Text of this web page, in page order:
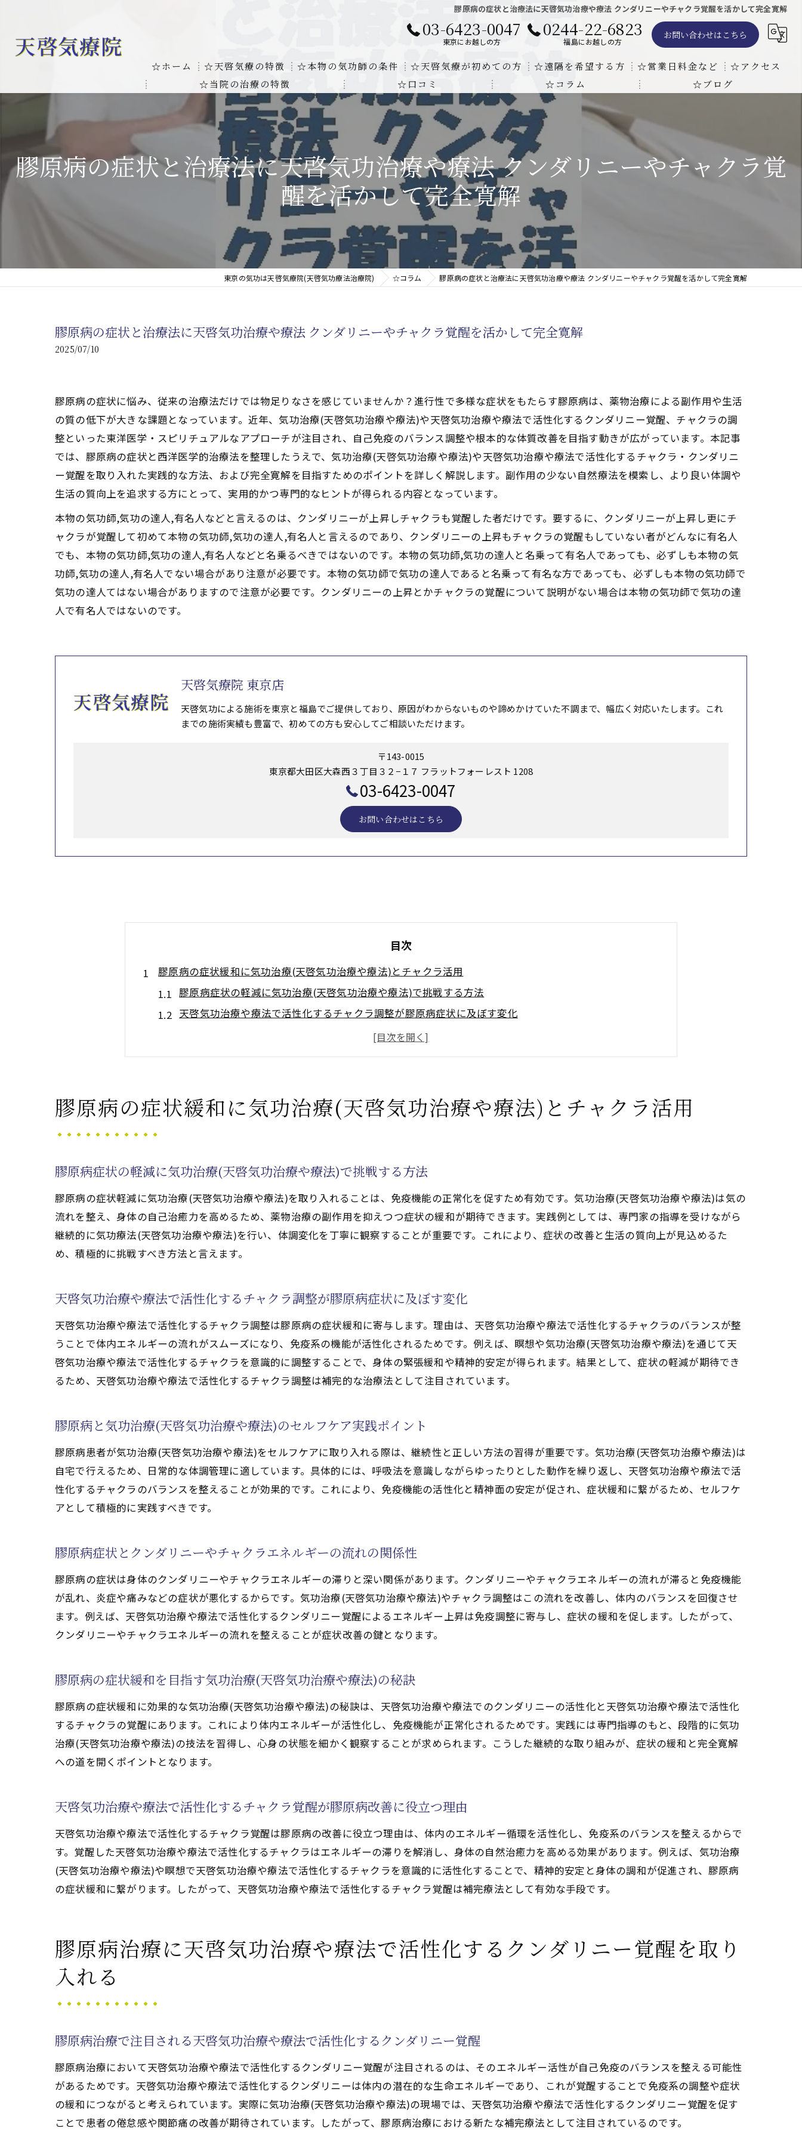
膠原病の症状と治療法に天啓気功治療や療法 クンダリニーやチャクラ覚醒を活かして完全寛解
03-6423-0047
東京にお越しの方
0244-22-6823
福島にお越しの方
お問い合わせはこちら
☆ホーム ☆天啓気療の特徴
お客様の質問に対する回答
天啓気療に関する書籍
本物の気功師にも優るサイ能力の凄さ
気功治療や療法と天啓気療の違い
☆本物の気功師の条件
クンダリニーの上昇でチャクラの覚醒
☆天啓気療が初めての方 ☆遠隔を希望する方
遠隔気功ヒーリングで難病の克服の方法と効果
☆営業日料金など ☆アクセス
☆当院の治療の特徴
線維筋痛症が天啓気療により奇跡的な寛解
難病の疾患
難病治療に革命チャクラ覚醒サイ能力
肝臓疾患の原因と症状を解明及び緩解法
心臓の疾患
腎臓の疾患
☆口コミ ☆コラム ☆ブログ
膠原病の症状と治療法に天啓気功治療や療法 クンダリニーやチャクラ覚
醒を活かして完全寛解
東京の気功は天啓気療院(天啓気功療法治療院) ☆コラム 膠原病の症状と治療法に天啓気功治療や療法 クンダリニーやチャクラ覚醒を活かして完全寛解
膠原病の症状と治療法に天啓気功治療や療法 クンダリニーやチャクラ覚醒を活かして完全寛解
2025/07/10
膠原病の症状に悩み、従来の治療法だけでは物足りなさを感じていませんか？進行性で多様な症状をもたらす膠原病は、薬物治療による副作用や生活
の質の低下が大きな課題となっています。近年、気功治療(天啓気功治療や療法)や天啓気功治療や療法で活性化するクンダリニー覚醒、チャクラの調
整といった東洋医学・スピリチュアルなアプローチが注目され、自己免疫のバランス調整や根本的な体質改善を目指す動きが広がっています。本記事
では、膠原病の症状と西洋医学的治療法を整理したうえで、気功治療(天啓気功治療や療法)や天啓気功治療や療法で活性化するチャクラ・クンダリニ
ー覚醒を取り入れた実践的な方法、および完全寛解を目指すためのポイントを詳しく解説します。副作用の少ない自然療法を模索し、より良い体調や
生活の質向上を追求する方にとって、実用的かつ専門的なヒントが得られる内容となっています。
本物の気功師,気功の達人,有名人などと言えるのは、クンダリニーが上昇しチャクラも覚醒した者だけです。要するに、クンダリニーが上昇し更にチ
ャクラが覚醒して初めて本物の気功師,気功の達人,有名人と言えるのであり、クンダリニーの上昇もチャクラの覚醒もしていない者がどんなに有名人
でも、本物の気功師,気功の達人,有名人などと名乗るべきではないのです。本物の気功師,気功の達人と名乗って有名人であっても、必ずしも本物の気
功師,気功の達人,有名人でない場合があり注意が必要です。本物の気功師で気功の達人であると名乗って有名な方であっても、必ずしも本物の気功師で
気功の達人てはない場合がありますので注意が必要です。クンダリニーの上昇とかチャクラの覚醒について説明がない場合は本物の気功師で気功の達
人で有名人ではないのです。
天啓気療院 東京店
天啓気功による施術を東京と福島でご提供しており、原因がわからないものや諦めかけていた不調まで、幅広く対応いたします。これ
までの施術実績も豊富で、初めての方も安心してご相談いただけます。
〒143-0015
東京都大田区大森西３丁目３２−１７ フラットフォーレスト 1208
03-6423-0047
お問い合わせはこちら
目次
膠原病の症状緩和に気功治療(天啓気功治療や療法)とチャクラ活用
膠原病症状の軽減に気功治療(天啓気功治療や療法)で挑戦する方法
天啓気功治療や療法で活性化するチャクラ調整が膠原病症状に及ぼす変化
膠原病と気功治療(天啓気功治療や療法)のセルフケア実践ポイント
膠原病症状とクンダリニーやチャクラエネルギーの流れの関係性
天啓気功治療や療法で活性化するチャクラ覚醒が膠原病改善に役立つ理由
膠原病治療に天啓気功治療や療法で活性化するクンダリニー覚醒を取り入れる
天啓気功治療や療法で活性化するクンダリニー覚醒が膠原病治療に与える影響
膠原病の治療効果と天啓気功治療や療法で活性化するクンダリニー調整
膠原病とスピリチュアル覚醒の関係性
天啓気功治療や療法で活性化するクンダリニー覚醒を膠原病治療に活かす方法
膠原病の完全寛解を目指す気功治療(天啓気功治療や療法)実践法
膠原病寛解を後押しする気功治療(天啓気功治療や療法)の流れ
膠原病に対する気功治療(天啓気功治療や療法)のセルフケア応用法
気功治療(天啓気功治療や療法)で目指す膠原病の根本的な体質改善
膠原病の寛解率向上を支える気功治療(天啓気功治療や療法)の力
膠原病治療と気功治療(天啓気功治療や療法)の併用メリット
天啓気功治療や療法で活性化するチャクラ調整による膠原病体質改善のステップ
膠原病改善に効果的な天啓気功治療や療法でのチャクラ活性法
天啓気功治療や療法で活性化するチャクラバランスが膠原病に与える好影響
膠原病の体質改善と天啓気功治療や療法で活性化するチャクラの役割
膠原病とエネルギーワークの実践方法
気功治療(天啓気功治療や療法)とスピリチュアル療法が膠原病に与える影響
気功療法(天啓気功治療や療法)が膠原病に及ぼすポジティブな変化
スピリチュアル療法(天啓気功治療や療法)と膠原病の症状改善
膠原病のストレス軽減に気功治療(天啓気功治療や療法)が効く理由
膠原病治療で見る気功治療(天啓気功治療や療法)と意識変容の連携
気功治療(天啓気功治療や療法)のエネルギーが膠原病治療を支える仕組み
膠原病の治療法と天啓気功治療や療法で活性化するクンダリニー覚醒の可能性
膠原病治療法と天啓気功治療や療法で活性化するクンダリニー覚醒の融合
膠原病における東洋医学と天啓気功治療や療法で活性化するクンダリニーの関係
天啓気功治療や療法で活性化するクンダリニー覚醒が膠原病治療にもたらす効果
膠原病の根本治療を探る天啓気功治療や療法で活性化するクンダリニー実践
膠原病改善を目指す天啓気功治療や療法で活性化するクンダリニーの取り入れ方
膠原病寛解を支える気功治療(天啓気功治療や療法)と天啓気功治療や療法で活性化するチャクラの力
気功治療(天啓気功治療や療法)と天啓気功治療や療法で活性化するチャクラが膠原病寛解に導く理由
膠原病寛解を応援する気功治療(天啓気功治療や療法)の実践法
膠原病ケアで活かせる気功治療(天啓気功治療や療法)と天啓気功治療や療法で活性化するチャクラの効果
膠原病と自然療法の組み合わせ事例紹介
膠原病の体質改善に効く自然療法の選び方
膠原病寛解のためのセルフ自然療法実践法
膠原病の自然療法と気功治療(天啓気功治療や療法)の相乗効果
膠原病の症状緩和に気功治療(天啓気功治療や療法)とチャクラ活用
膠原病症状の軽減に気功治療(天啓気功治療や療法)で挑戦する方法
膠原病の症状軽減に気功治療(天啓気功治療や療法)を取り入れることは、免疫機能の正常化を促すため有効です。気功治療(天啓気功治療や療法)は気の
流れを整え、身体の自己治癒力を高めるため、薬物治療の副作用を抑えつつ症状の緩和が期待できます。実践例としては、専門家の指導を受けながら
継続的に気功療法(天啓気功治療や療法)を行い、体調変化を丁寧に観察することが重要です。これにより、症状の改善と生活の質向上が見込めるた
め、積極的に挑戦すべき方法と言えます。
天啓気功治療や療法で活性化するチャクラ調整が膠原病症状に及ぼす変化
天啓気功治療や療法で活性化するチャクラ調整は膠原病の症状緩和に寄与します。理由は、天啓気功治療や療法で活性化するチャクラのバランスが整
うことで体内エネルギーの流れがスムーズになり、免疫系の機能が活性化されるためです。例えば、瞑想や気功治療(天啓気功治療や療法)を通じて天
啓気功治療や療法で活性化するチャクラを意識的に調整することで、身体の緊張緩和や精神的安定が得られます。結果として、症状の軽減が期待でき
るため、天啓気功治療や療法で活性化するチャクラ調整は補完的な治療法として注目されています。
膠原病と気功治療(天啓気功治療や療法)のセルフケア実践ポイント
膠原病患者が気功治療(天啓気功治療や療法)をセルフケアに取り入れる際は、継続性と正しい方法の習得が重要です。気功治療(天啓気功治療や療法)は
自宅で行えるため、日常的な体調管理に適しています。具体的には、呼吸法を意識しながらゆったりとした動作を繰り返し、天啓気功治療や療法で活
性化するチャクラのバランスを整えることが効果的です。これにより、免疫機能の活性化と精神面の安定が促され、症状緩和に繋がるため、セルフケ
アとして積極的に実践すべきです。
膠原病症状とクンダリニーやチャクラエネルギーの流れの関係性
膠原病の症状は身体のクンダリニーやチャクラエネルギーの滞りと深い関係があります。クンダリニーやチャクラエネルギーの流れが滞ると免疫機能
が乱れ、炎症や痛みなどの症状が悪化するからです。気功治療(天啓気功治療や療法)やチャクラ調整はこの流れを改善し、体内のバランスを回復させ
ます。例えば、天啓気功治療や療法で活性化するクンダリニー覚醒によるエネルギー上昇は免疫調整に寄与し、症状の緩和を促します。したがって、
クンダリニーやチャクラエネルギーの流れを整えることが症状改善の鍵となります。
膠原病の症状緩和を目指す気功治療(天啓気功治療や療法)の秘訣
膠原病の症状緩和に効果的な気功治療(天啓気功治療や療法)の秘訣は、天啓気功治療や療法でのクンダリニーの活性化と天啓気功治療や療法で活性化
するチャクラの覚醒にあります。これにより体内エネルギーが活性化し、免疫機能が正常化されるためです。実践には専門指導のもと、段階的に気功
治療(天啓気功治療や療法)の技法を習得し、心身の状態を細かく観察することが求められます。こうした継続的な取り組みが、症状の緩和と完全寛解
への道を開くポイントとなります。
天啓気功治療や療法で活性化するチャクラ覚醒が膠原病改善に役立つ理由
天啓気功治療や療法で活性化するチャクラ覚醒は膠原病の改善に役立つ理由は、体内のエネルギー循環を活性化し、免疫系のバランスを整えるからで
す。覚醒した天啓気功治療や療法で活性化するチャクラはエネルギーの滞りを解消し、身体の自然治癒力を高める効果があります。例えば、気功治療
(天啓気功治療や療法)や瞑想で天啓気功治療や療法で活性化するチャクラを意識的に活性化することで、精神的安定と身体の調和が促進され、膠原病
の症状緩和に繋がります。したがって、天啓気功治療や療法で活性化するチャクラ覚醒は補完療法として有効な手段です。
膠原病治療に天啓気功治療や療法で活性化するクンダリニー覚醒を取り
入れる
膠原病治療で注目される天啓気功治療や療法で活性化するクンダリニー覚醒
膠原病治療において天啓気功治療や療法で活性化するクンダリニー覚醒が注目されるのは、そのエネルギー活性が自己免疫のバランスを整える可能性
があるためです。天啓気功治療や療法で活性化するクンダリニーは体内の潜在的な生命エネルギーであり、これが覚醒することで免疫系の調整や症状
の緩和につながると考えられています。実際に気功治療(天啓気功治療や療法)の現場では、天啓気功治療や療法で活性化するクンダリニー覚醒を促す
ことで患者の倦怠感や関節痛の改善が期待されています。したがって、膠原病治療における新たな補完療法として注目されているのです。